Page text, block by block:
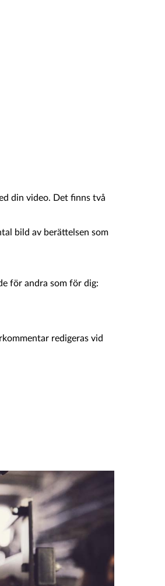
din video. Det finns två
bild av berättelsen som
för andra som för dig:
redigeras vid